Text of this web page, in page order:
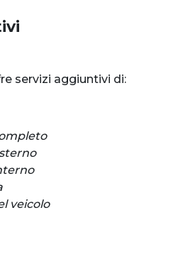
servizi aggiuntivi di:
veicolo